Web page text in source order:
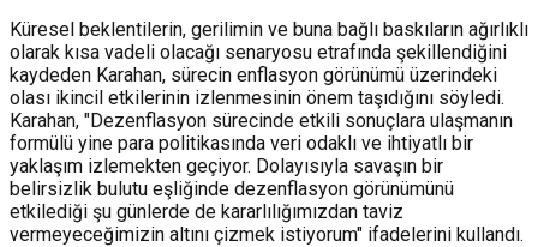
Küresel beklentilerin, gerilimin ve buna bağlı baskıların ağırlıklı
olarak kısa vadeli olacağı senaryosu etrafında şekillendiğini
kaydeden Karahan, sürecin enflasyon görünümü üzerindeki
olası ikincil etkilerinin izlenmesinin önem taşıdığını söyledi.
Karahan, "Dezenflasyon sürecinde etkili sonuçlara ulaşmanın
formülü yine para politikasında veri odaklı ve ihtiyatlı bir
yaklaşım izlemekten geçiyor. Dolayısıyla savaşın bir
belirsizlik bulutu eşliğinde dezenflasyon görünümünü
etkilediği şu günlerde de kararlılığımızdan taviz
vermeyeceğimizin altını çizmek istiyorum" ifadelerini kullandı.